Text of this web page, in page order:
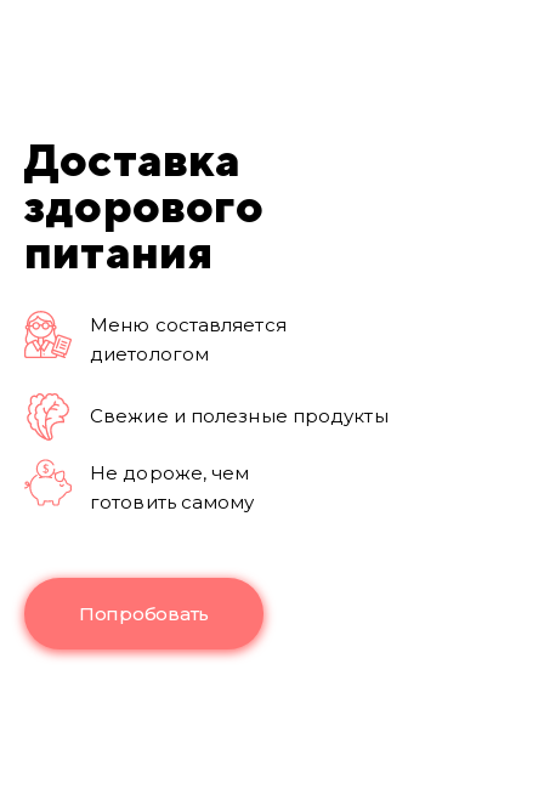
Доставка
здорового
питания
Меню составляется
диетологом
Свежие и полезные продукты
Не дороже, чем
готовить самому
Попробовать